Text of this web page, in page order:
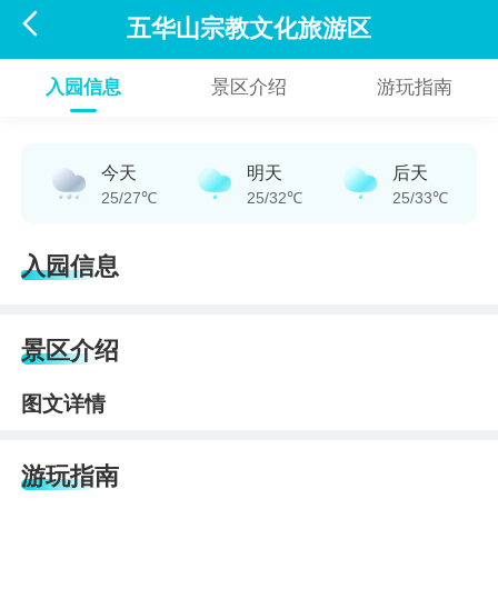
 五华山宗教文化旅游区
入园信息 景区介绍 游玩指南
今天
25/27℃
明天
25/32℃
后天
25/33℃
入园信息
景区介绍
图文详情
游玩指南